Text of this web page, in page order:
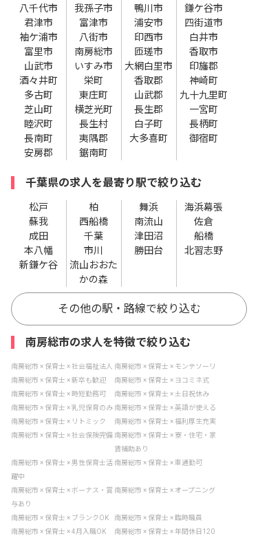
八千代市
我孫子市 鴨川市
鎌ケ谷市
君津市
富津市 浦安市
四街道市
袖ケ浦市
八街市 印西市
白井市
富里市
南房総市 匝瑳市
香取市
山武市
いすみ市 大網白里市
印旛郡
酒々井町
栄町 香取郡
神崎町
多古町
東庄町 山武郡
九十九里町
芝山町
横芝光町 長生郡
一宮町
睦沢町
長生村 白子町
長柄町
長南町
夷隅郡 大多喜町
御宿町
安房郡
鋸南町
千葉県の求人を最寄り駅で絞り込む
松戸 柏 舞浜
海浜幕張
蘇我
西船橋 南流山
佐倉
成田
千葉 津田沼
船橋
本八幡
市川 勝田台
北習志野
新鎌ケ谷
流山おおた
かの森
その他の駅・路線で絞り込む
南房総市の求人を特徴で絞り込む
南房総市 × 保育士 × 社会福祉法人 南房総市 × 保育士 × モンテソーリ
南房総市 × 保育士 × 新卒も歓迎
南房総市 × 保育士 × ヨコミネ式
南房総市 × 保育士 × 時短勤務可
南房総市 × 保育士 × 土日祝休み
南房総市 × 保育士 × 乳児保育のみ 南房総市 × 保育士 × 英語が使える
南房総市 × 保育士 × リトミック
南房総市 × 保育士 × 福利厚生充実
南房総市 × 保育士 × 社会保険完備 南房総市 × 保育士 × 寮・住宅・家
賃補助あり
南房総市 × 保育士 × 男性保育士活
躍中
南房総市 × 保育士 × 車通勤可
南房総市 × 保育士 × ボーナス・賞
与あり
南房総市 × 保育士 × オープニング
南房総市 × 保育士 × ブランクOK
南房総市 × 保育士 × 臨時職員
南房総市 × 保育士 × 4月入職OK
南房総市 × 保育士 × 年間休日120